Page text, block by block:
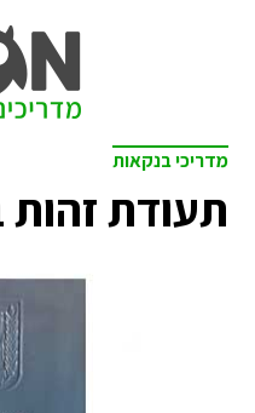
מדריכי בנקאות
תעודת